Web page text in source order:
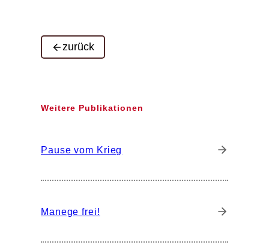
zurück
Weitere Publikationen
Pause vom Krieg
Manege frei!